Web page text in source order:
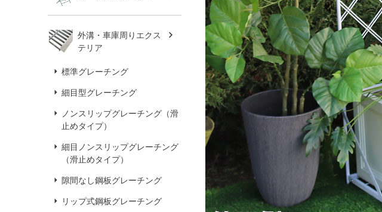
外溝・車庫周りエクス
テリア
標準グレーチング
細目型グレーチング
ノンスリップグレーチング（滑
止めタイプ）
細目ノンスリップグレーチング
（滑止めタイプ）
隙間なし鋼板グレーチング
リップ式鋼板グレーチング